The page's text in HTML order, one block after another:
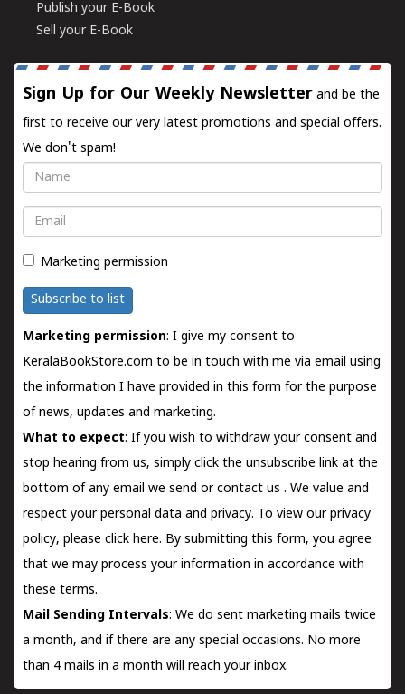
Publish your E-Book
Sell your E-Book
Sign Up for Our Weekly Newsletter and be the
first to receive our very latest promotions and special offers.
We don't spam!
Name
Email
Marketing permission
Subscribe to list
Marketing permission: I give my consent to
KeralaBookStore.com to be in touch with me via email using
the information I have provided in this form for the purpose
of news, updates and marketing.
What to expect: If you wish to withdraw your consent and
stop hearing from us, simply click the unsubscribe link at the
bottom of any email we send orcontact us . We value and
respect your personal data and privacy. To view our privacy
policy, please click here. By submitting this form, you agree
that we may process your information in accordance with
these terms.
Mail Sending Intervals: We do sent marketing mails twice
a month, and if there are any special occasions. No more
than 4 mails in a month will reach your inbox.